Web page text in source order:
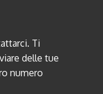
Ti
delle tue
numero